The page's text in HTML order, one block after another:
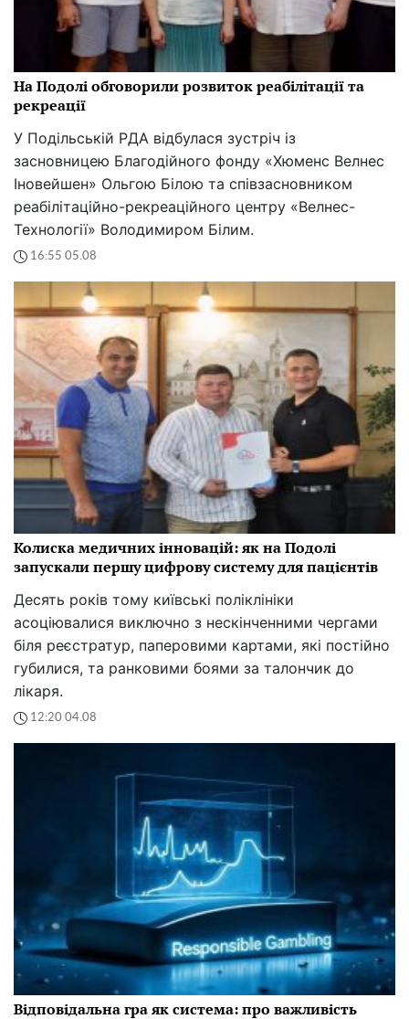
На Подолі обговорили розвиток реабілітації та
рекреації
У Подільській РДА відбулася зустріч із
засновницею Благодійного фонду «Хюменс Велнес
Іновейшен» Ольгою Білою та співзасновником
реабілітаційно-рекреаційного центру «Велнес-
Технології» Володимиром Білим.
16:55 05.08
Колиска медичних інновацій: як на Подолі
запускали першу цифрову систему для пацієнтів
Десять років тому київські поліклініки
асоціювалися виключно з нескінченними чергами
біля реєстратур, паперовими картами, які постійно
губилися, та ранковими боями за талончик до
лікаря.
12:20 04.08
Відповідальна гра як система: про важливість